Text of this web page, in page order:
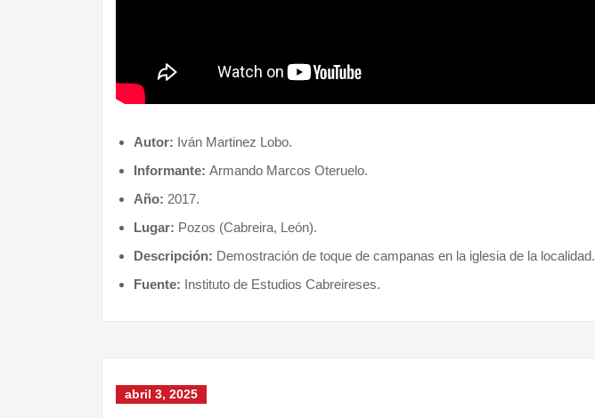
Autor: Iván Martinez Lobo.
Informante: Armando Marcos Oteruelo.
Año: 2017.
Lugar: Pozos (Cabreira, León).
Descripción: Demostración de toque de campanas en la iglesia de la localidad.
Fuente: Instituto de Estudios Cabreireses.
abril 3, 2025